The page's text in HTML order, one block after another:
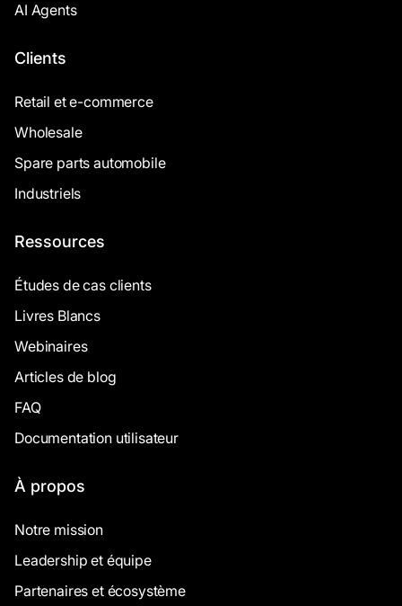
AI Agents
Clients
Retail et e-commerce
Wholesale
Spare parts automobile
Industriels
Ressources
Études de cas clients
Livres Blancs
Webinaires
Articles de blog
FAQ
Documentation utilisateur
À propos
Notre mission
Leadership et équipe
Partenaires et écosystème